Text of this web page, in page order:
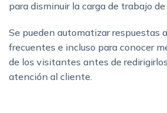
para disminuir la carga de trabajo
Se pueden automatizar respuestas
frecuentes e incluso para conocer
de los visitantes antes de
atención al cliente.